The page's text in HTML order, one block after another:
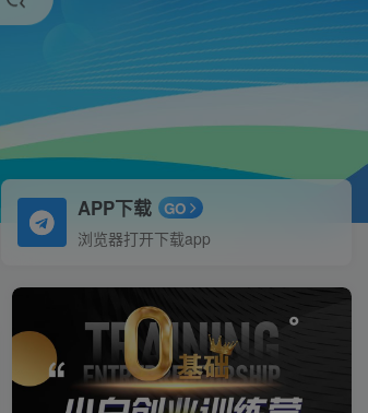
APP下载 GO
浏览器打开下载app